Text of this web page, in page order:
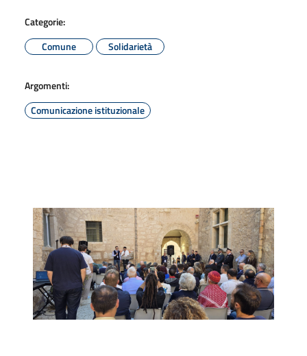
Categorie:
Comune
Solidarietà
Argomenti:
Comunicazione istituzionale